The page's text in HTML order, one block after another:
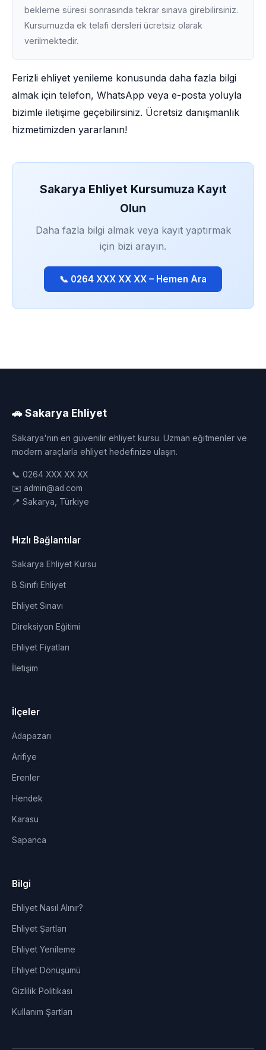
bekleme süresi sonrasında tekrar sınava girebilirsiniz.
Kursumuzda ek telafi dersleri ücretsiz olarak
verilmektedir.
Ferizli ehliyet yenileme konusunda daha fazla bilgi
almak için telefon, WhatsApp veya e-posta yoluyla
bizimle iletişime geçebilirsiniz. Ücretsiz danışmanlık
hizmetimizden yararlanın!
Sakarya Ehliyet Kursumuza Kayıt
Olun
Daha fazla bilgi almak veya kayıt yaptırmak
için bizi arayın.
📞 0264 XXX XX XX – Hemen Ara
🚗 Sakarya Ehliyet
Sakarya'nın en güvenilir ehliyet kursu. Uzman eğitmenler ve
modern araçlarla ehliyet hedefinize ulaşın.
📞 0264 XXX XX XX
✉️ admin@ad.com
📍 Sakarya, Türkiye
Hızlı Bağlantılar
Sakarya Ehliyet Kursu
B Sınıfı Ehliyet
Ehliyet Sınavı
Direksiyon Eğitimi
Ehliyet Fiyatları
İletişim
İlçeler
Adapazarı
Arifiye
Erenler
Hendek
Karasu
Sapanca
Bilgi
Ehliyet Nasıl Alınır?
Ehliyet Şartları
Ehliyet Yenileme
Ehliyet Dönüşümü
Gizlilik Politikası
Kullanım Şartları